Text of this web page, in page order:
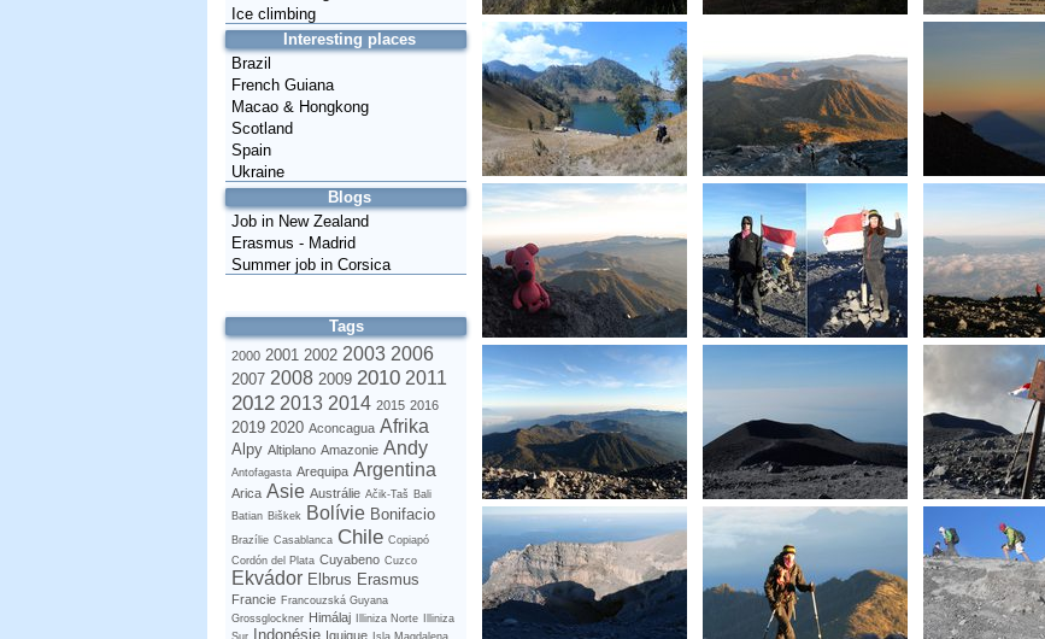
Ice climbing
Interesting places
Brazil
French Guiana
Macao & Hongkong
Scotland
Spain
Ukraine
Blogs
Job in New Zealand
Erasmus - Madrid
Summer job in Corsica
Tags
2000 2001 2002 2003 2006
2007 2008 2009 2010 2011
2012 2013 2014 2015 2016
2019 2020 Aconcagua Afrika
Alpy Altiplano Amazonie Andy
Antofagasta Arequipa Argentina
Arica Asie Austrálie Ačik-Taš Bali
Batian Biškek Bolívie Bonifacio
Brazílie Casablanca Chile Copiapó
Cordón del Plata Cuyabeno Cuzco
Ekvádor Elbrus Erasmus
Francie Francouzská Guyana
Grossglockner Himálaj Illiniza Norte
Illiniza
Sur
Indonésie Iquique Isla Magdalena